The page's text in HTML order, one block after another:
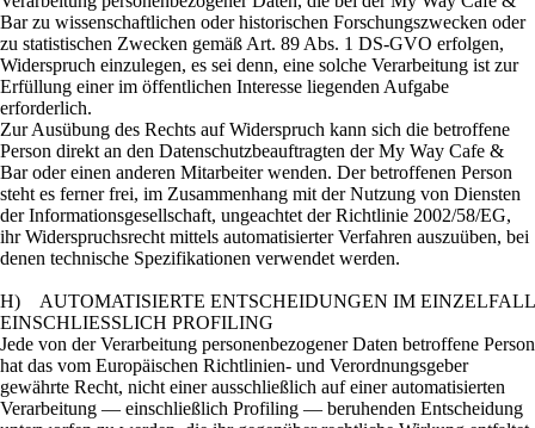
Bar zu wissenschaftlichen oder historischen Forschungszwecken oder
zu statistischen Zwecken gemäß Art. 89 Abs. 1 DS-GVO erfolgen,
Widerspruch einzulegen, es sei denn, eine solche Verarbeitung ist zur
Erfüllung einer im öffentlichen Interesse liegenden Aufgabe
erforderlich.
Zur Ausübung des Rechts auf Widerspruch kann sich die betroffene
Person direkt an den Datenschutzbeauftragten der My Way Cafe &
Bar oder einen anderen Mitarbeiter wenden. Der betroffenen Person
steht es ferner frei, im Zusammenhang mit der Nutzung von Diensten
der Informationsgesellschaft, ungeachtet der Richtlinie 2002/58/EG,
ihr Widerspruchsrecht mittels automatisierter Verfahren auszuüben, bei
denen technische Spezifikationen verwendet werden.
H) AUTOMATISIERTE ENTSCHEIDUNGEN IM EINZELFALL
EINSCHLIESSLICH PROFILING
Jede von der Verarbeitung personenbezogener Daten betroffene Person
hat das vom Europäischen Richtlinien- und Verordnungsgeber
gewährte Recht, nicht einer ausschließlich auf einer automatisierten
Verarbeitung — einschließlich Profiling — beruhenden Entscheidung